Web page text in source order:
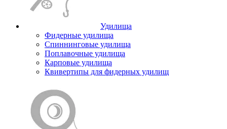
Удилища
Фидерные удилища
Спиннинговые удилища
Поплавочные удилища
Карповые удилища
Квивертипы для фидерных удилищ